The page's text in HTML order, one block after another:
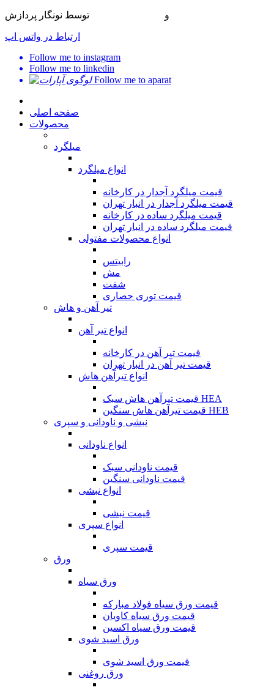
و توسط نونگار پردازش
ارتباط در واتس اپ
Follow me to instagram
Follow me to linkedin
Follow me to aparat
صفحه اصلی
محصولات
میلگرد
انواع میلگرد
قیمت میلگرد آجدار در کارخانه
قیمت میلگرد آجدار در انبار تهران
قیمت میلگرد ساده در کارخانه
قیمت میلگرد ساده در انبار تهران
انواع محصولات مفتولی
رابیتس
مش
شفت
قیمت توری حصاری
تیر آهن و هاش
انواع تیر آهن
قیمت تیر آهن در کارخانه
قیمت تیر آهن در انبار تهران
انواع تیرآهن هاش
قیمت تیرآهن هاش سبک HEA
قیمت تیرآهن هاش سنگین HEB
نبشی و ناودانی و سپری
انواع ناودانی
قیمت ناودانی سبک
قیمت ناودانی سنگین
انواع نبشی
قیمت نبشی
انواع سپری
قیمت سپری
ورق
ورق سیاه
قیمت ورق سیاه فولاد مبارکه
قیمت ورق سیاه کاویان
قیمت ورق سیاه اکسین
ورق اسید شوی
قیمت ورق اسید شوی
ورق روغنی